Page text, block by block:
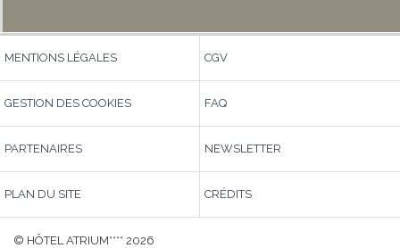
MENTIONS LÉGALES CGV
GESTION DES COOKIES FAQ
PARTENAIRES NEWSLETTER
PLAN DU SITE CRÉDITS
© HÔTEL ATRIUM**** 2026